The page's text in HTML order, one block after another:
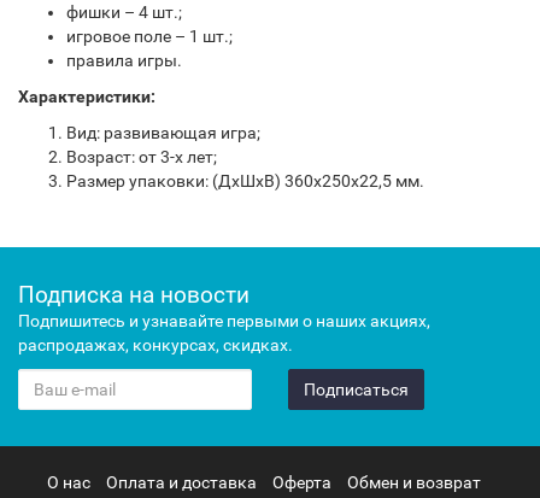
фишки – 4 шт.;
игровое поле – 1 шт.;
правила игры.
Характеристики:
Вид: развивающая игра;
Возраст: от 3-х лет;
Размер упаковки: (ДхШхВ) 360х250x22,5 мм.
Подписка на новости
Подпишитесь и узнавайте первыми о наших акциях,
распродажах, конкурсах, скидках.
Подписаться
О нас Оплата и доставка Оферта
Обмен и возврат